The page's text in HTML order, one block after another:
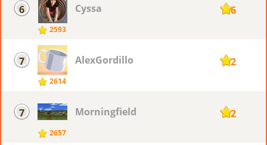
6
2593
Cyssa 156
7
2614
AlexGordillo 152
7
2657
Morningfield 152